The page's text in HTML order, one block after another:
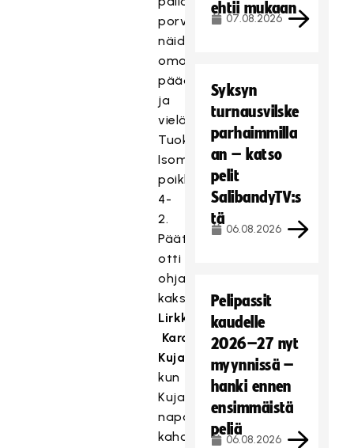
porvoolaisilta
näiden
omassa
päädyssä,
ja
vielä
Tuokkola
Isometsän
poikkisyötöstä
4-
2.
Päätösjaksolla
otti
ohjat
kaksikkoJaana
Lirkki
Karoliina
Kujala
kun
Kujala
napautti
kahdesta
ehtii mukaan
07.08.2026
Syksyn
turnausvilske
parhaimmilla
an – katso
pelit
SalibandyTV:s
tä
06.08.2026
Pelipassit
kaudelle
2026–27 nyt
myynnissä –
hanki ennen
ensimmäistä
peliä
06.08.2026